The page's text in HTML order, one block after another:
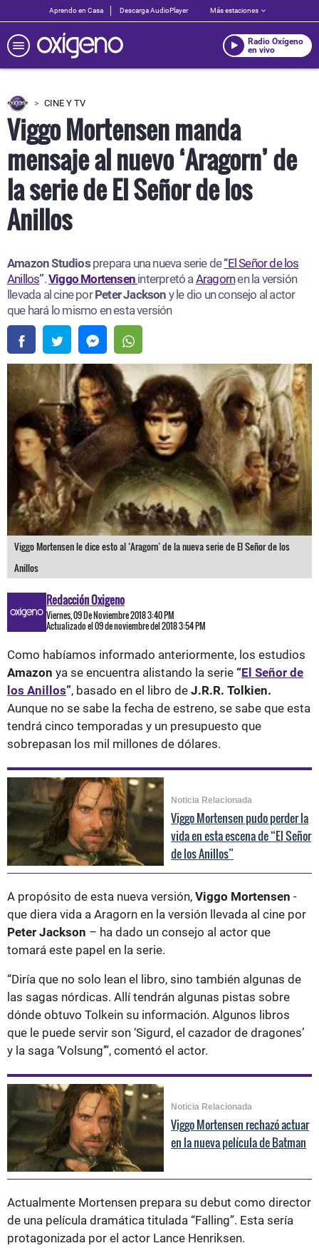
Aprendo en Casa Descarga AudioPlayer Más estaciones
Radio Oxígeno
en vivo
CINE Y TV
Viggo Mortensen manda
mensaje al nuevo ‘Aragorn’ de
la serie de El Señor de los
Anillos
Amazon Studiosprepara una nueva serie de“El Señor de los
Anillos”.Viggo Mortensen interpretó aAragornen la versión
llevada al cine porPeter Jackson y le dio un consejo al actor
que hará lo mismo en esta versión
Viggo Mortensen le dice esto al ‘Aragorn’ de la nueva serie de El Señor de los
Anillos
Redacción Oxigeno
Viernes, 09 De Noviembre 2018 3:40 PM
Actualizado el 09 de noviembre del 2018 3:54 PM
Como habíamos informado anteriormente, los estudios
Amazon ya se encuentra alistando la serie “El Señor de
los Anillos”, basado en el libro de J.R.R. Tolkien.
Aunque no se sabe la fecha de estreno, se sabe que esta
tendrá cinco temporadas y un presupuesto que
sobrepasan los mil millones de dólares.
Noticia Relacionada
Viggo Mortensen pudo perder la
vida en esta escena de “El Señor
de los Anillos”
A propósito de esta nueva versión, Viggo Mortensen -
que diera vida a Aragorn en la versión llevada al cine por
Peter Jackson – ha dado un consejo al actor que
tomará este papel en la serie.
“Diría que no solo lean el libro, sino también algunas de
las sagas nórdicas. Allí tendrán algunas pistas sobre
dónde obtuvo Tolkein su información. Algunos libros
que le puede servir son ‘Sigurd, el cazador de dragones’
y la saga ‘Volsung’”, comentó el actor.
Noticia Relacionada
Viggo Mortensen rechazó actuar
en la nueva película de Batman
Actualmente Mortensen prepara su debut como director
de una película dramática titulada “Falling”. Esta sería
protagonizada por el actor Lance Henriksen.